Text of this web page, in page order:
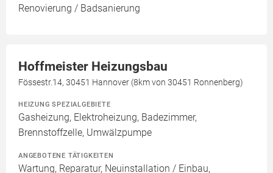
Renovierung / Badsanierung
Hoffmeister Heizungsbau
Fössestr.14, 30451 Hannover (8km von 30451 Ronnenberg)
HEIZUNG SPEZIALGEBIETE
Gasheizung, Elektroheizung, Badezimmer,
Brennstoffzelle, Umwälzpumpe
ANGEBOTENE TÄTIGKEITEN
Wartung, Reparatur, Neuinstallation / Einbau,